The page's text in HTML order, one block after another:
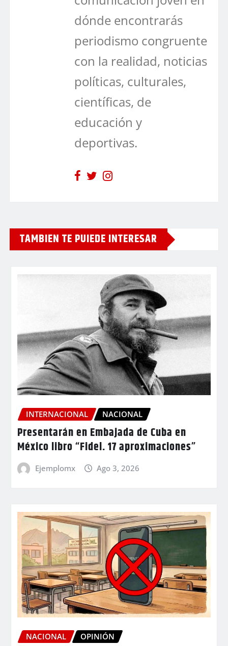
dónde encontrarás
periodismo congruente
con la realidad, noticias
políticas, culturales,
científicas, de
educación y
deportivas.
TAMBIEN TE PUIEDE INTERESAR
INTERNACIONAL NACIONAL
Presentarán en Embajada de Cuba en
México libro “Fidel. 17 aproximaciones”
Ejemplomx Ago 3, 2026
NACIONAL OPINIÓN